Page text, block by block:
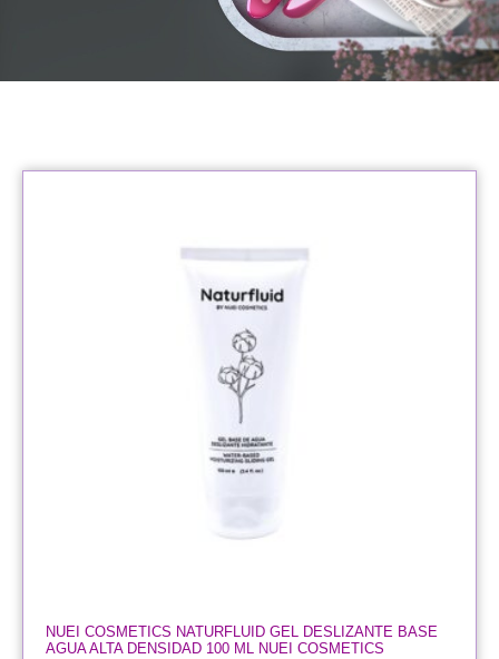
NUEI COSMETICS NATURFLUID GEL DESLIZANTE BASE
AGUA ALTA DENSIDAD 100 ML NUEI COSMETICS